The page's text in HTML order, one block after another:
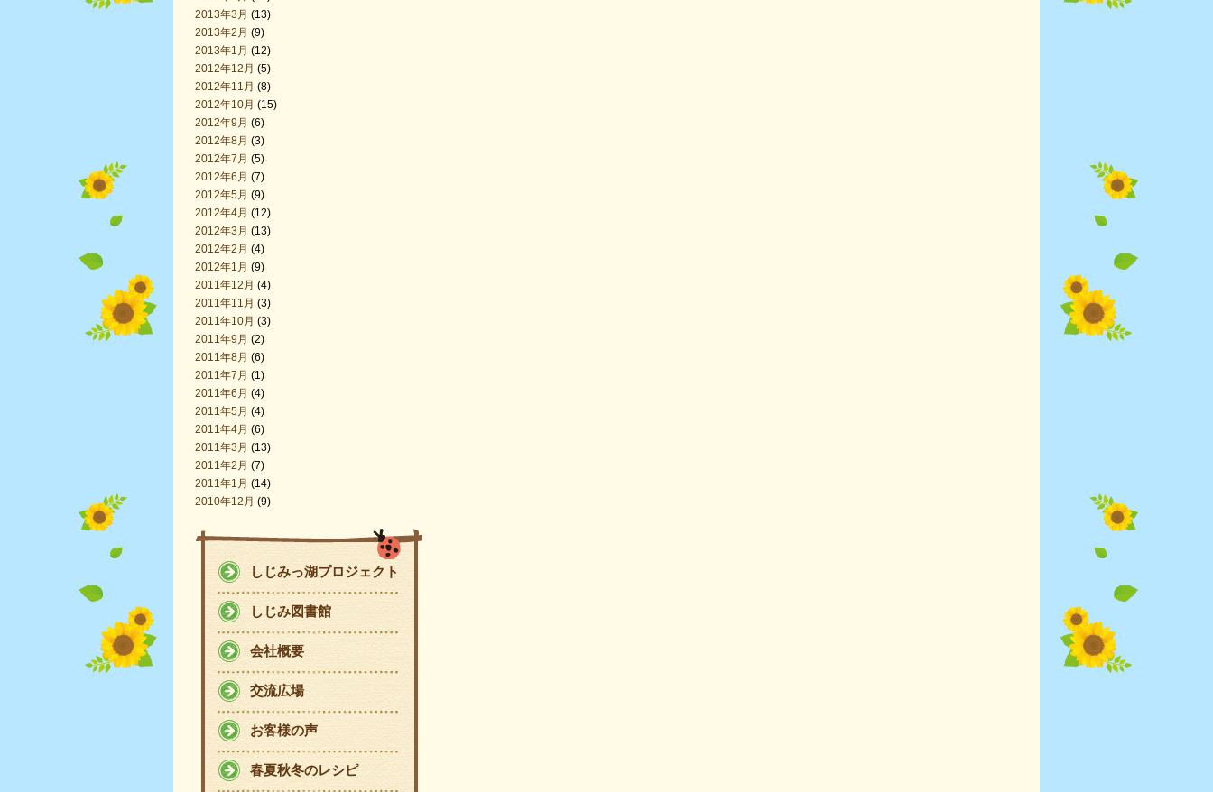
2013年3月 (13)
2013年2月 (9)
2013年1月 (12)
2012年12月 (5)
2012年11月 (8)
2012年10月 (15)
2012年9月 (6)
2012年8月 (3)
2012年7月 (5)
2012年6月 (7)
2012年5月 (9)
2012年4月 (12)
2012年3月 (13)
2012年2月 (4)
2012年1月 (9)
2011年12月 (4)
2011年11月 (3)
2011年10月 (3)
2011年9月 (2)
2011年8月 (6)
2011年7月 (1)
2011年6月 (4)
2011年5月 (4)
2011年4月 (6)
2011年3月 (13)
2011年2月 (7)
2011年1月 (14)
2010年12月 (9)
しじみっ湖プロジェクト
しじみ図書館
会社概要
交流広場
お客様の声
春夏秋冬のレシピ